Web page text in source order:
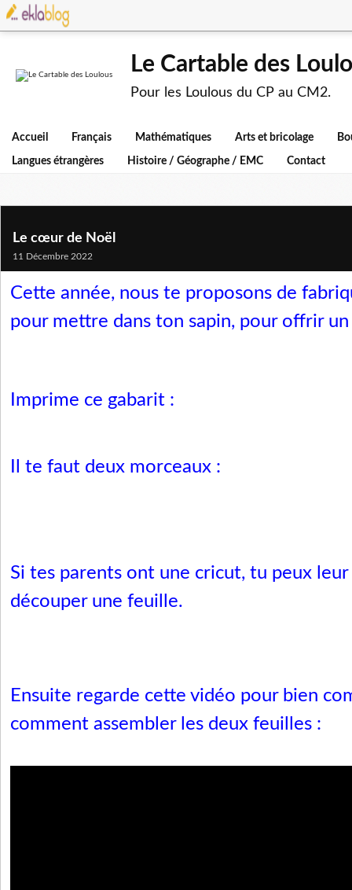
Le Cartable des
Pour les Loulous du CP au CM2.
Accueil Français Mathématiques Arts et bricolage
Langues étrangères Histoire / Géographe / EMC Contact
Le cœur de Noël
11 Décembre 2022
Cette année, nous te proposons de
pour mettre dans ton sapin, pour offrir
Imprime ce gabarit :
Il te faut deux morceaux :
Si tes parents ont une cricut, tu peux
découper une feuille.
Ensuite regarde cette vidéo pour bien
comment assembler les deux feuilles :